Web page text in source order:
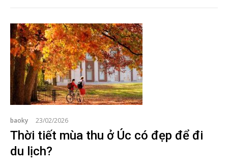
baoky 23/02/2026
Thời tiết mùa thu ở Úc có đẹp để đi
du lịch?